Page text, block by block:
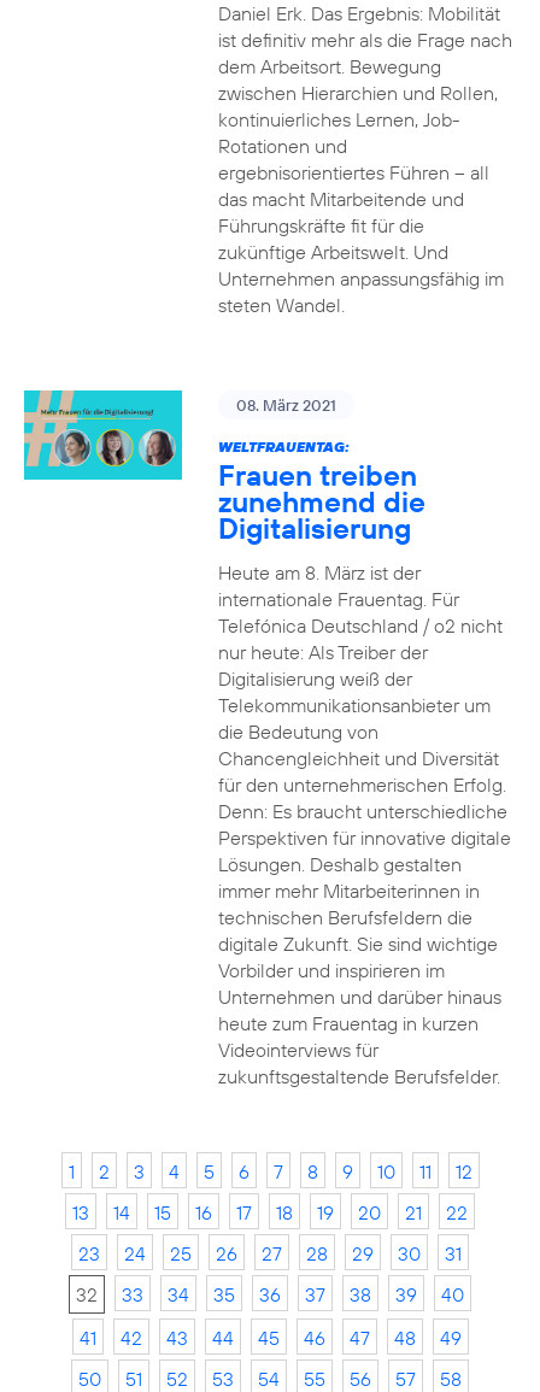
Daniel Erk. Das Ergebnis: Mobilität
ist definitiv mehr als die Frage nach
dem Arbeitsort. Bewegung
zwischen Hierarchien und Rollen,
kontinuierliches Lernen, Job-
Rotationen und
ergebnisorientiertes Führen – all
das macht Mitarbeitende und
Führungskräfte fit für die
zukünftige Arbeitswelt. Und
Unternehmen anpassungsfähig im
steten Wandel.
08. März 2021
WELTFRAUENTAG:
Frauen treiben
zunehmend die
Digitalisierung
Heute am 8. März ist der
internationale Frauentag. Für
Telefónica Deutschland / o2 nicht
nur heute: Als Treiber der
Digitalisierung weiß der
Telekommunikationsanbieter um
die Bedeutung von
Chancengleichheit und Diversität
für den unternehmerischen Erfolg.
Denn: Es braucht unterschiedliche
Perspektiven für innovative digitale
Lösungen. Deshalb gestalten
immer mehr Mitarbeiterinnen in
technischen Berufsfeldern die
digitale Zukunft. Sie sind wichtige
Vorbilder und inspirieren im
Unternehmen und darüber hinaus
heute zum Frauentag in kurzen
Videointerviews für
zukunftsgestaltende Berufsfelder.
1 2 3 4 5 6 7 8 9 10 11
12
13
14 15 16 17 18 19 20 21
22
23
24 25 26 27 28 29 30
31
32
33 34 35 36 37 38 39
40
41
42 43 44 45 46 47 48
49
50
51 52 53 54 55 56 57
58